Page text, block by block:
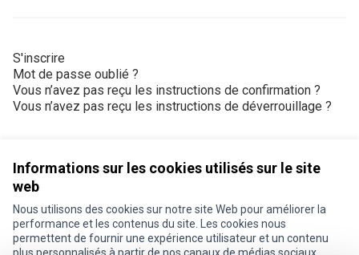
Informations sur les cookies utilisés sur le site
web
Nous utilisons des cookies sur notre site Web pour améliorer la
performance et les contenus du site. Les cookies nous
permettent de fournir une expérience utilisateur et un contenu
S'inscrire
Mot de passe oublié ?
Vous n’avez pas reçu les instructions de confirmation ?
Vous n’avez pas reçu les instructions de déverrouillage ?
Conditions d'utilisation
Paramètres des cookies
Je participe ! sur X
Je participe ! sur Facebook
Je participe ! sur Instagram